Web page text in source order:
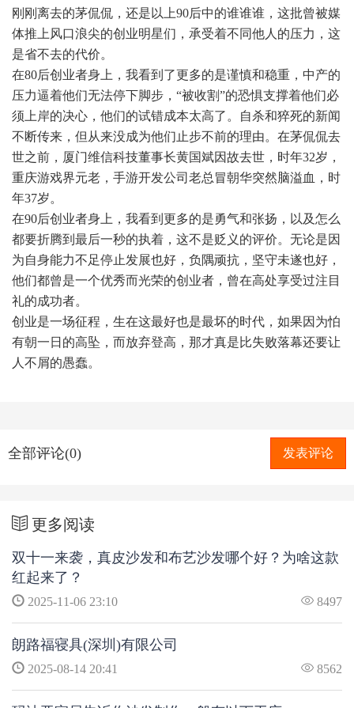
刚刚离去的茅侃侃，还是以上90后中的谁谁谁，这批曾被媒
体推上风口浪尖的创业明星们，承受着不同他人的压力，这
是省不去的代价。
在80后创业者身上，我看到了更多的是谨慎和稳重，中产的
压力逼着他们无法停下脚步，“被收割”的恐惧支撑着他们必
须上岸的决心，他们的试错成本太高了。自杀和猝死的新闻
不断传来，但从来没成为他们止步不前的理由。在茅侃侃去
世之前，厦门维信科技董事长黄国斌因故去世，时年32岁，
重庆游戏界元老，手游开发公司老总冒朝华突然脑溢血，时
年37岁。
在90后创业者身上，我看到更多的是勇气和张扬，以及怎么
都要折腾到最后一秒的执着，这不是贬义的评价。无论是因
为自身能力不足停止发展也好，负隅顽抗，坚守未遂也好，
他们都曾是一个优秀而光荣的创业者，曾在高处享受过注目
礼的成功者。
创业是一场征程，生在这最好也是最坏的时代，如果因为怕
有朝一日的高坠，而放弃登高，那才真是比失败落幕还要让
人不屑的愚蠢。
全部评论(0) 发表评论
更多阅读
双十一来袭，真皮沙发和布艺沙发哪个好？为啥这款
红起来了？
2025-11-06 23:10 8497
朗路福寝具(深圳)有限公司
2025-08-14 20:41 8562